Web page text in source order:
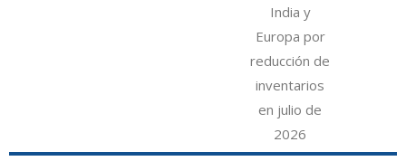
India y
Europa por
reducción de
inventarios
en julio de
2026